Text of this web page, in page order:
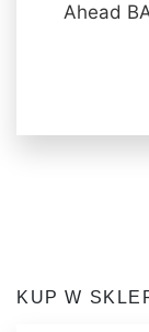
Ahead
KUP W